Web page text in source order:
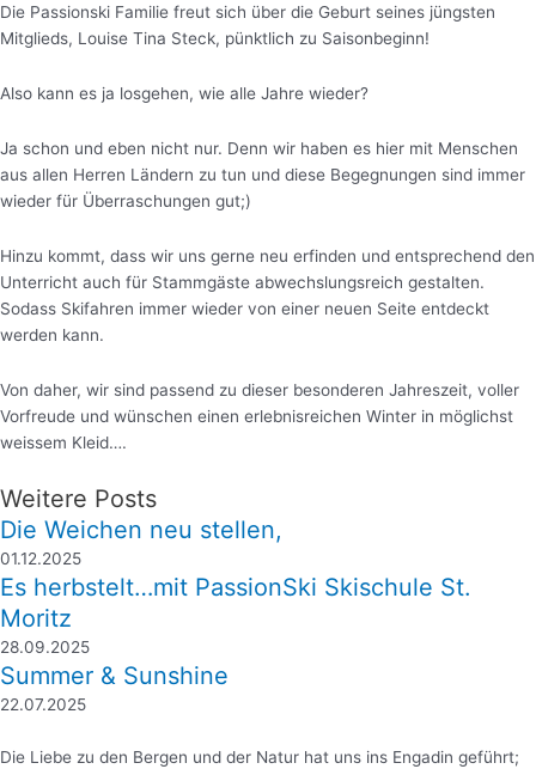
Die Passionski Familie freut sich über die Geburt seines jüngsten
Mitglieds, Louise Tina Steck, pünktlich zu Saisonbeginn!
Also kann es ja losgehen, wie alle Jahre wieder?
Ja schon und eben nicht nur. Denn wir haben es hier mit Menschen
aus allen Herren Ländern zu tun und diese Begegnungen sind immer
wieder für Überraschungen gut;)
Hinzu kommt, dass wir uns gerne neu erfinden und entsprechend den
Unterricht auch für Stammgäste abwechslungsreich gestalten.
Sodass Skifahren immer wieder von einer neuen Seite entdeckt
werden kann.
Von daher, wir sind passend zu dieser besonderen Jahreszeit, voller
Vorfreude und wünschen einen erlebnisreichen Winter in möglichst
weissem Kleid….
Weitere Posts
Die Weichen neu stellen,
01.12.2025
Es herbstelt…mit PassionSki Skischule St.
Moritz
28.09.2025
Summer & Sunshine
22.07.2025
Die Liebe zu den Bergen und der Natur hat uns ins Engadin geführt;